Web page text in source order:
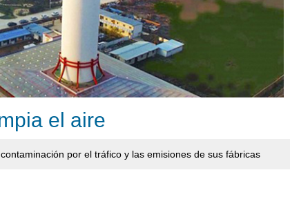
el aire
por el tráfico y las emisiones de sus fábricas